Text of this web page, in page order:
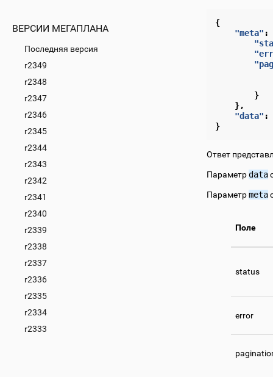
ВЕРСИИ МЕГАПЛАНА
Последняя версия
r2349
r2348
r2347
r2346
r2345
r2344
r2343
r2342
r2341
r2340
r2339
r2338
r2337
r2336
r2335
r2334
r2333
{
"meta" :
}
},
"data" :
}
Ответ
Параметрdata
Параметрmeta
Поле
status
error